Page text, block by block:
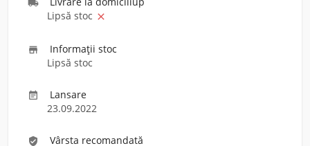

Lipsă stoc 

Informaţii stoc
Lipsă stoc

Lansare
23.09.2022
verified_user
Vârsta recomandată